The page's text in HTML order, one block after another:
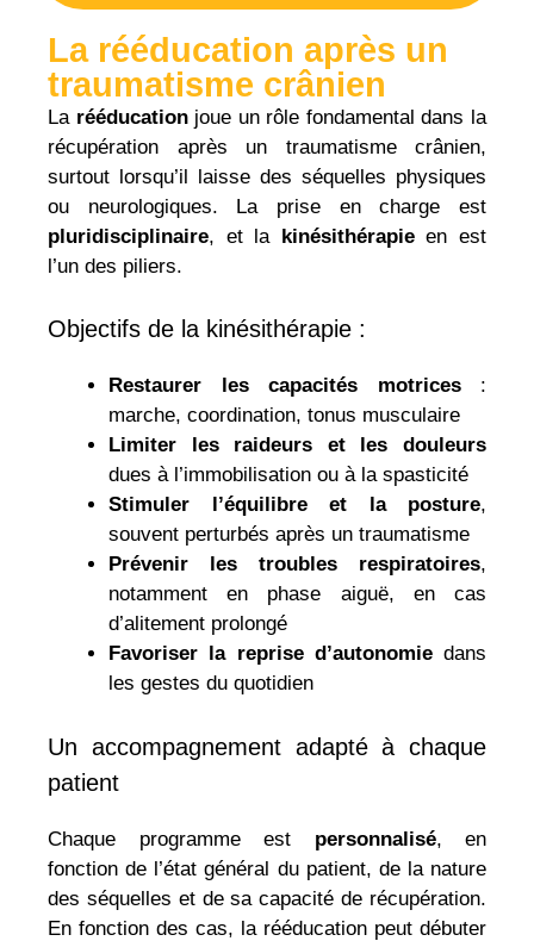
La rééducation après un
traumatisme crânien
La rééducationjoue un rôle fondamental dans la
récupération après un traumatisme crânien,
surtout lorsqu’il laisse des séquelles physiques
ou neurologiques. La prise en charge est
pluridisciplinaire, et la kinésithérapieen est
l’un des piliers.
Objectifs de la kinésithérapie :
Restaurer les capacités motrices:
marche, coordination, tonus musculaire
Limiter les raideurs et les douleurs
dues à l’immobilisation ou à la spasticité
Stimuler l’équilibre et la posture,
souvent perturbés après un traumatisme
Prévenir les troubles respiratoires,
notamment en phase aiguë, en cas
d’alitement prolongé
Favoriser la reprise d’autonomiedans
les gestes du quotidien
Un accompagnement adapté à chaque
patient
Chaque programme est personnalisé, en
fonction de l’état général du patient, de la nature
des séquelles et de sa capacité de récupération.
En fonction des cas, la rééducation peut débuter